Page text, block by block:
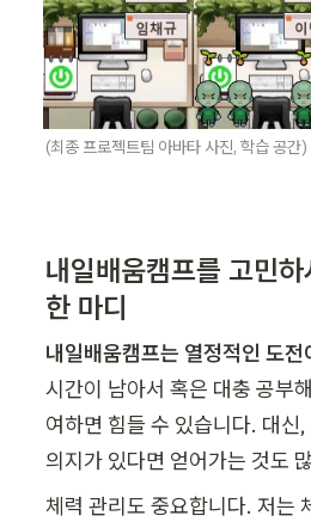
(최종 프로젝트팀 아바타 사진, 학습 공간)
내일배움캠프를 고민
한 마디
시간이 남아서 혹은 대충 공부
여하면 힘들 수 있습니다. 대신
의지가 있다면 얻어가는 것도
체력 관리도 중요합니다. 저는